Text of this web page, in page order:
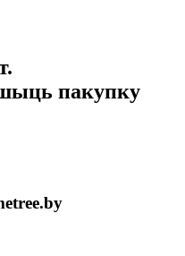
пакупку